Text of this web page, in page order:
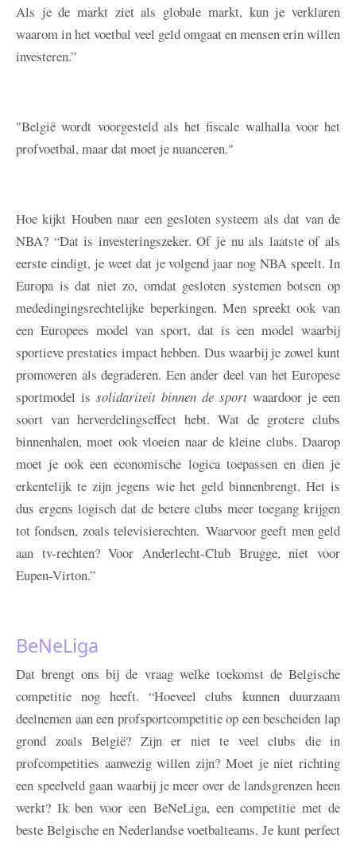
Als je de markt ziet als globale markt, kun je verklaren
waarom in het voetbal veel geld omgaat en mensen erin willen
investeren.”
"België wordt voorgesteld als het fiscale walhalla voor het
profvoetbal, maar dat moet je nuanceren."
Hoe kijkt Houben naar een gesloten systeem als dat van de
NBA? “Dat is investeringszeker. Of je nu als laatste of als
eerste eindigt, je weet dat je volgend jaar nog NBA speelt. In
Europa is dat niet zo, omdat gesloten systemen botsen op
mededingingsrechtelijke beperkingen. Men spreekt ook van
een Europees model van sport, dat is een model waarbij
sportieve prestaties impact hebben. Dus waarbij je zowel kunt
promoveren als degraderen. Een ander deel van het Europese
sportmodel is solidariteit binnen de sport waardoor je een
soort van herverdelingseffect hebt. Wat de grotere clubs
binnenhalen, moet ook vloeien naar de kleine clubs. Daarop
moet je ook een economische logica toepassen en dien je
erkentelijk te zijn jegens wie het geld binnenbrengt. Het is
dus ergens logisch dat de betere clubs meer toegang krijgen
tot fondsen, zoals televisierechten. Waarvoor geeft men geld
aan tv-rechten? Voor Anderlecht-Club Brugge, niet voor
Eupen-Virton.”
BeNeLiga
Dat brengt ons bij de vraag welke toekomst de Belgische
competitie nog heeft. “Hoeveel clubs kunnen duurzaam
deelnemen aan een profsportcompetitie op een bescheiden lap
grond zoals België? Zijn er niet te veel clubs die in
profcompetities aanwezig willen zijn? Moet je niet richting
een speelveld gaan waarbij je meer over de landsgrenzen heen
werkt? Ik ben voor een BeNeLiga, een competitie met de
beste Belgische en Nederlandse voetbalteams. Je kunt perfect